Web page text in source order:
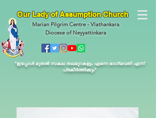
Our Lady of Assumption Church
Marian Pilgrim Centre - Vlathankara
Diocese of Neyyattinkara
“ഇപ്പോള്‍ മുതല്‍ സകല തലമുറകളും എന്നെ ഭാഗ്യവതി എന്ന്
പ്രകീര്‍ത്തിക്കും"